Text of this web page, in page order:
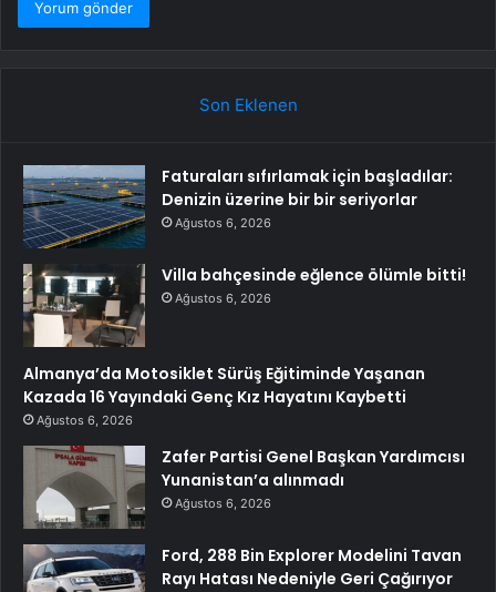
Son Eklenen
Faturaları sıfırlamak için başladılar:
Denizin üzerine bir bir seriyorlar
Ağustos 6, 2026
Villa bahçesinde eğlence ölümle bitti!
Ağustos 6, 2026
Almanya’da Motosiklet Sürüş Eğitiminde Yaşanan
Kazada 16 Yayındaki Genç Kız Hayatını Kaybetti
Ağustos 6, 2026
Zafer Partisi Genel Başkan Yardımcısı
Yunanistan’a alınmadı
Ağustos 6, 2026
Ford, 288 Bin Explorer Modelini Tavan
Rayı Hatası Nedeniyle Geri Çağırıyor